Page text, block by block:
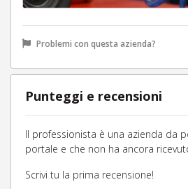
Problemi con questa azienda?
Punteggi e recensioni
Il professionista è una azienda da
portale e che non ha ancora
Scrivi tu la prima recensione!